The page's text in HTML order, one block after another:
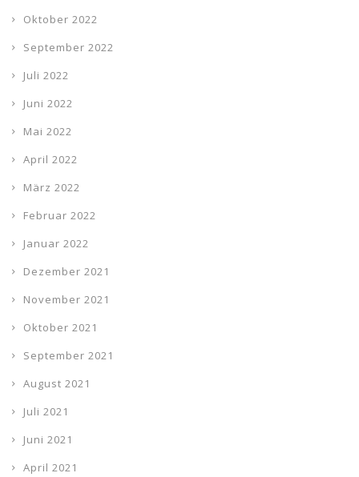
Oktober 2022
September 2022
Juli 2022
Juni 2022
Mai 2022
April 2022
März 2022
Februar 2022
Januar 2022
Dezember 2021
November 2021
Oktober 2021
September 2021
August 2021
Juli 2021
Juni 2021
April 2021